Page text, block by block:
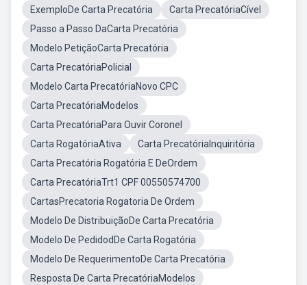
ExemploDe Carta Precatória
Carta PrecatóriaCível
Passo a Passo DaCarta Precatória
Modelo PetiçãoCarta Precatória
Carta PrecatóriaPolicial
Modelo Carta PrecatóriaNovo CPC
Carta PrecatóriaModelos
Carta PrecatóriaPara Ouvir Coronel
Carta RogatóriaAtiva
Carta PrecatóriaInquiritória
Carta Precatória Rogatória E DeOrdem
Carta PrecatóriaTrt1 CPF 00550574700
CartasPrecatoria Rogatoria De Ordem
Modelo De DistribuiçãoDe Carta Precatória
Modelo De PedidodDe Carta Rogatória
Modelo De RequerimentoDe Carta Precatória
Resposta De Carta PrecatóriaModelos